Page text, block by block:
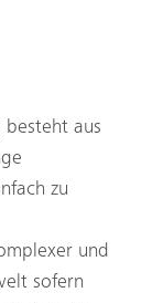
besteht aus
zu
und
sofern